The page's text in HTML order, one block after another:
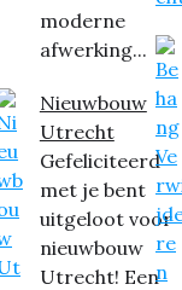
moderne
afwerking...
Nieuwbouw
Utrecht
Gefeliciteerd
met je bent
uitgeloot voor
nieuwbouw
Utrecht! Een